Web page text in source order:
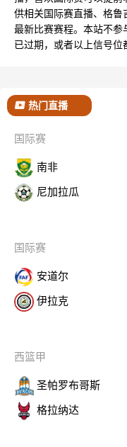
供相关国际赛直播、格鲁
最新比赛赛程。本站不
已过期，或者以上信号位
热门直播
国际赛
南非
尼加拉瓜
国际赛
安道尔
伊拉克
西篮甲
圣帕罗布哥斯
格拉纳达